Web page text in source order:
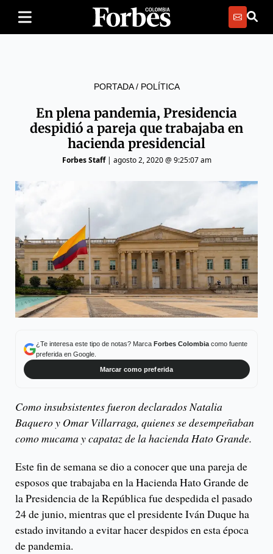
PORTADA/ POLÍTICA
En plena pandemia, Presidencia
despidió a pareja que trabajaba en
hacienda presidencial
Forbes Staff| agosto 2, 2020 @ 9:25:07 am
¿Te interesa este tipo de notas? Marca Forbes Colombiacomo fuente
preferida en Google.
Marcar como preferida
Como insubsistentes fueron declarados Natalia
Baquero y Omar Villarraga, quienes se desempeñaban
como mucama y capataz de la hacienda Hato Grande.
Este fin de semana se dio a conocer que una pareja de
esposos que trabajaba en la Hacienda Hato Grande de
la Presidencia de la República fue despedida el pasado
24 de junio, mientras que el presidente Iván Duque ha
estado invitando a evitar hacer despidos en esta época
de pandemia.